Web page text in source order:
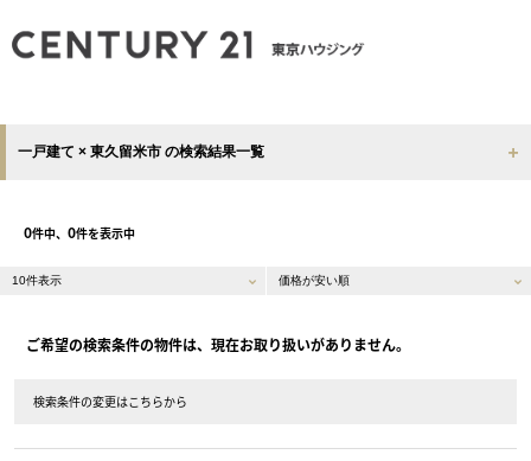
一戸建て × 東久留米市 の検索結果一覧
0件中、 0件を表示中
ご希望の検索条件の物件は、現在お取り扱いがありません。
検索条件の変更はこちらから